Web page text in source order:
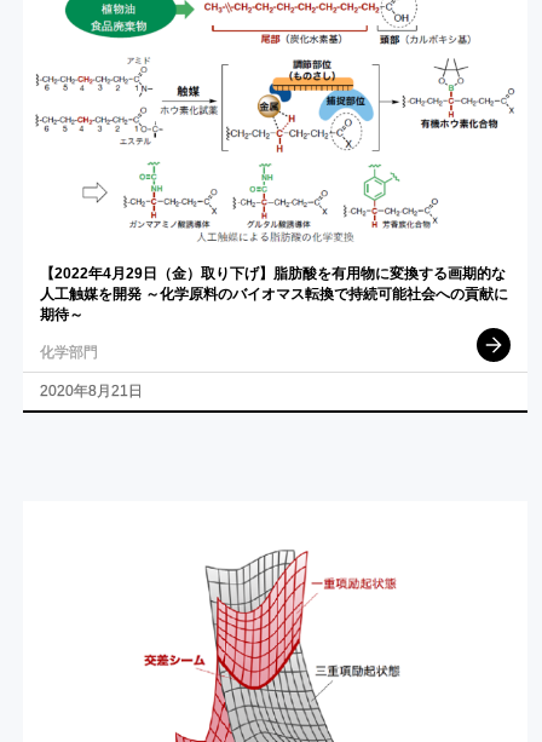
【2022年4月 29日 （金） 取り下げ】 脂肪酸を有用物に変換する画期的な
人工触媒を開発～化学原料のバイオマス転換で持続可能社会への貢献に
期待～
化学部門
2020年8月21日